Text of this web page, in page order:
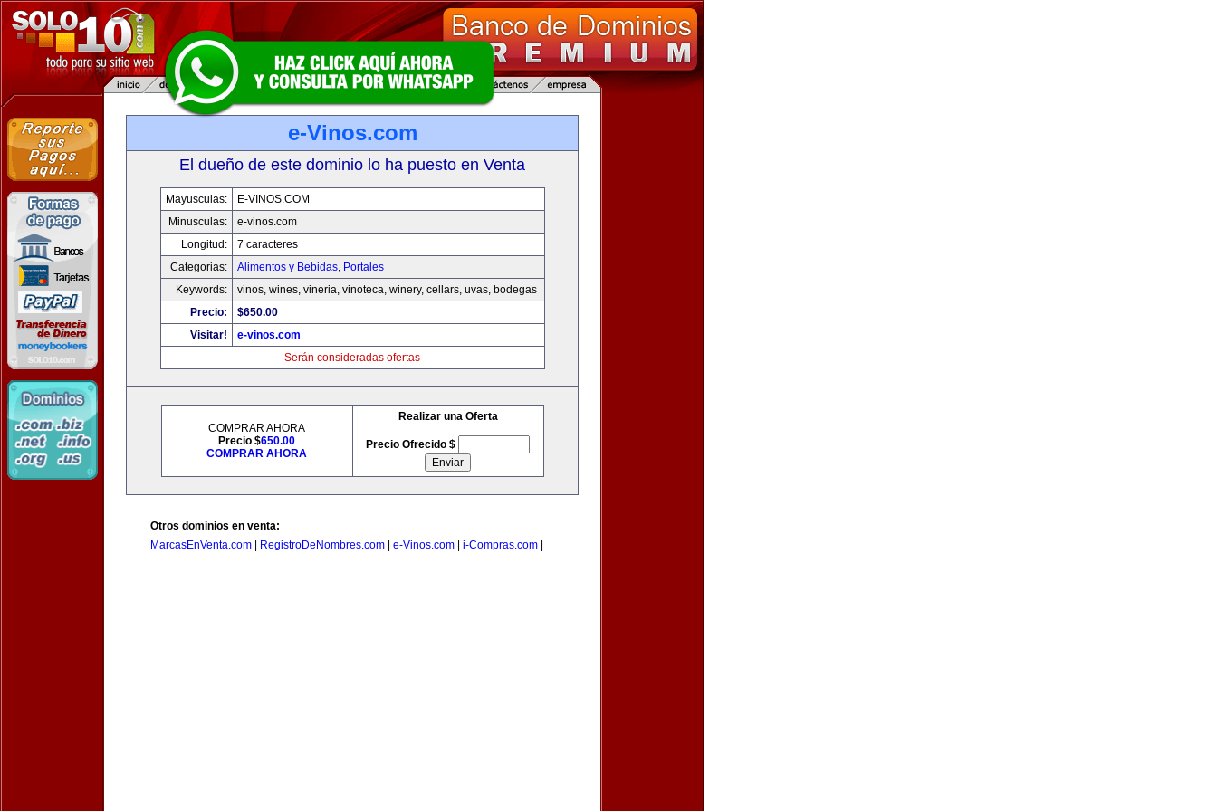
e-Vinos.com
El dueño de este dominio lo ha puesto en Venta
Mayusculas:
E-VINOS.COM
Minusculas:
e-vinos.com
Longitud:
7 caracteres
Categorias:
Alimentos y Bebidas, Portales
Keywords:
vinos, wines, vineria, vinoteca, winery, cellars, uvas, bodegas
Precio:
$650.00
Visitar!
e-vinos.com
Serán consideradas ofertas
COMPRAR AHORA
Precio $650.00
COMPRAR AHORA
Realizar una Oferta
Precio Ofrecido $
Otros dominios en venta:
MarcasEnVenta.com
RegistroDeNombres.com e-Vinos.com i-Compras.com